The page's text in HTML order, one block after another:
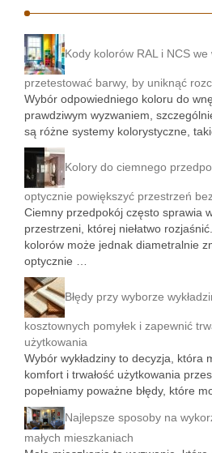
Kody kolorów RAL i NCS
przetestować barwy, by uniknąć
Wybór odpowiedniego koloru do
prawdziwym wyzwaniem,
są różne systemy kolorystyczne,
Kolory do ciemnego
optycznie powiększyć przestrzeń
Ciemny przedpokój często sprawia
przestrzeni, której niełatwo
kolorów może jednak diametralnie
optycznie …
Błędy przy wyborze
kosztownych pomyłek i zapewnić
użytkowania
Wybór wykładziny to decyzja, która
komfort i trwałość użytkowania
popełniamy poważne błędy, które
Najlepsze sposoby na
małych mieszkaniach